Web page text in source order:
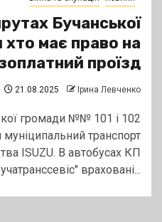
Бучанської
хто має право на
проїзд
21.08.2025 Ірина Левченко
громади №№ 101 і 102
муніципальний транспорт
ISUZU. В автобусах КП
враховані...